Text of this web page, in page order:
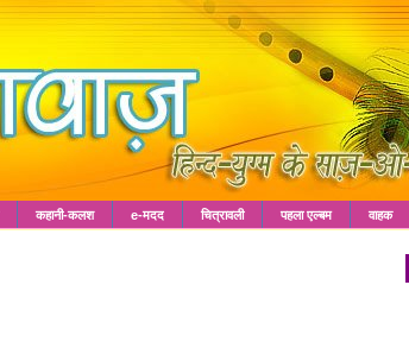
कहानी-कलश e-मदद चित्रावली पहला एल्बम वाहक